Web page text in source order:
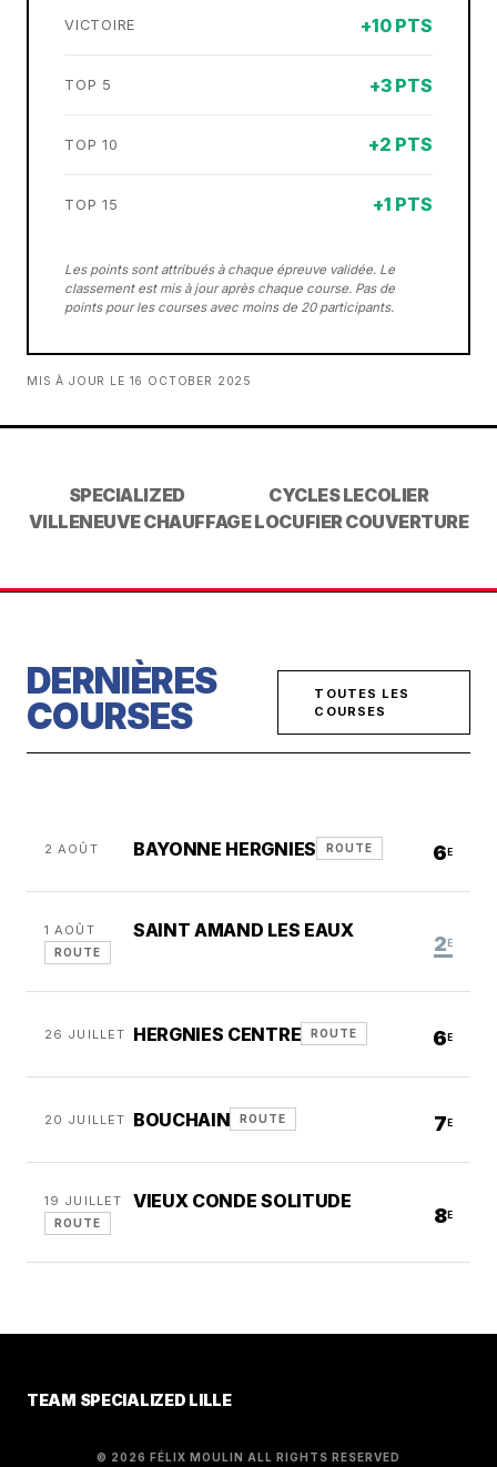
VICTOIRE +10 PTS
TOP 5 +3 PTS
TOP 10 +2 PTS
TOP 15 +1 PTS
Les points sont attribués à chaque épreuve validée. Le
classement est mis à jour après chaque course. Pas de
points pour les courses avec moins de 20 participants.
MIS À JOUR LE 16 OCTOBER 2025
SPECIALIZED
CYCLES LECOLIER
VILLENEUVE CHAUFFAGELOCUFIER COUVERTURE
DERNIÈRES
COURSES
TOUTES LES
COURSES
2 AOÛT BAYONNE HERGNIES ROUTE 6 E
1 AOÛT SAINT AMAND LES EAUX
ROUTE 2 E
26 JUILLET HERGNIES CENTRE ROUTE 6 E
20 JUILLET BOUCHAIN ROUTE 7 E
19 JUILLET VIEUX CONDE SOLITUDE
ROUTE 8E
TEAM SPECIALIZED LILLE
© 2026 FÉLIX MOULIN ALL RIGHTS RESERVED